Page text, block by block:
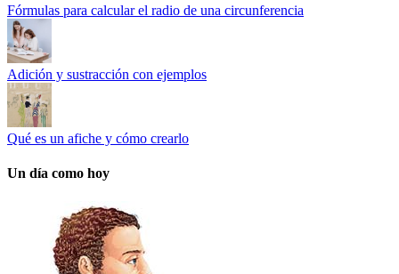
Fórmulas para calcular el radio de una circunferencia
Adición y sustracción con ejemplos
Qué es un afiche y cómo crearlo
Un día como hoy